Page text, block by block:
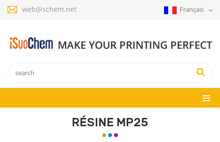
web@schem.net Français
RÉSINE MP25